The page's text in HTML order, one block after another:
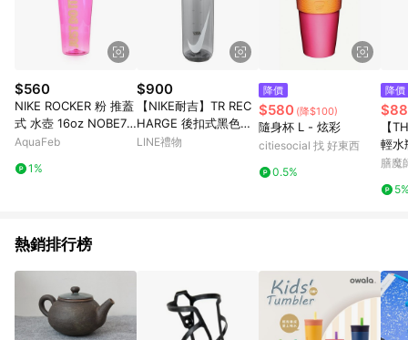
$560
NIKE ROCKER 粉 推蓋
式 水壺 16oz NOBE76
6716
AquaFeb
1%
$900
【NIKE耐吉】TR REC
HARGE 後扣式黑色水
壺 24OZ/700ml 運動
LINE禮物
降價
$580 (降$100)
隨身杯 L - 炫彩
citiesocial 找 好東西
0.5%
降價
【
輕水
膳魔
熱銷排行榜